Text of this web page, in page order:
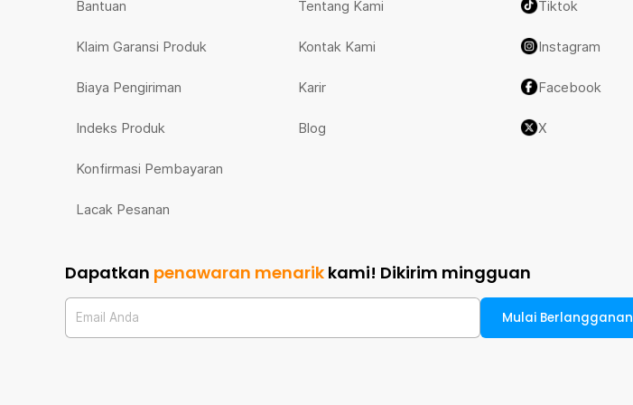
Bantuan
Klaim Garansi Produk
Biaya Pengiriman
Indeks Produk
Konfirmasi Pembayaran
Lacak Pesanan
Tentang Kami
Kontak Kami
Karir
Blog
Tiktok
Instagram
Facebook
X
Dapatkan penawaran menarik kami! Dikirim mingguan
Email Anda Mulai Berlangganan